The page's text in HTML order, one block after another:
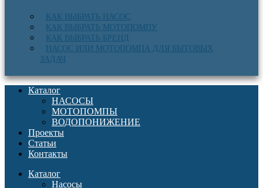
КАК ВЫБРАТЬ НАСОС
КАК ВЫБРАТЬ МОТОПОМПУ
КАК ВЫБРАТЬ БРЕНД
НАСОС ИЛИ МОТОПОМПА ДЛЯ БЫТОВЫХ
ЗАДАЧ
Каталог
НАСОСЫ
МОТОПОМПЫ
ВОДОПОНИЖЕНИЕ
Проекты
Статьи
Контакты
Каталог
Насосы